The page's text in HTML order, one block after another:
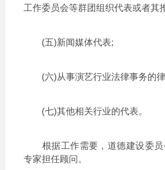
工作委员会等群团组织代表或者其
(五)新闻媒体代表;
(六)从事演艺行业法律事务的律
(七)其他相关行业的代表。
根据工作需要，道德建设委员
专家担任顾问。